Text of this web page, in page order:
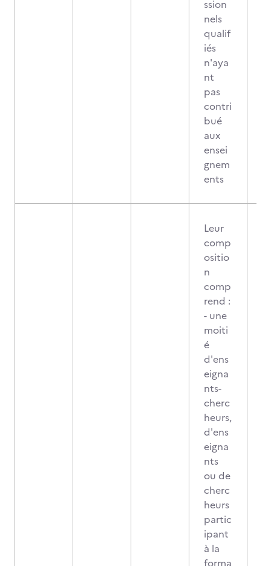
ssion
nels
qualif
iés
n'aya
nt
pas
contri
bué
aux
ensei
gnem
ents
Leur
comp
ositio
n
comp
rend :
- une
moiti
é
d'ens
eigna
nts-
cherc
heurs,
d'ens
eigna
nts
ou de
cherc
heurs
partic
ipant
à la
forma